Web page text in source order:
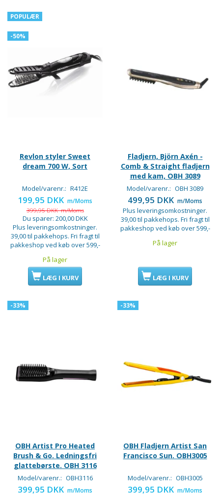
POPULÆR
-50%
Revlon styler Sweet
dream 700 W, Sort
Model/varenr.: R412E
199,95 DKK m/Moms
399,95 DKKm/Moms
Du sparer: 200,00 DKK
Plus leveringsomkostninger.
39,00 til pakkehops. Fri fragt til
pakkeshop ved køb over 599,-
På lager
LÆG I KURV
Fladjern, Björn Axén -
Comb & Straight fladjern
med kam, OBH 3089
Model/varenr.: OBH 3089
499,95 DKK m/Moms
Plus leveringsomkostninger.
39,00 til pakkehops. Fri fragt til
pakkeshop ved køb over 599,-
På lager
LÆG I KURV
-33%
OBH Artist Pro Heated
Brush & Go. Ledningsfri
glattebørste. OBH 3116
Model/varenr.: OBH3116
399,95 DKK m/Moms
-33%
OBH Fladjern Artist San
Francisco Sun. OBH3005
Model/varenr.: OBH3005
399,95 DKK m/Moms